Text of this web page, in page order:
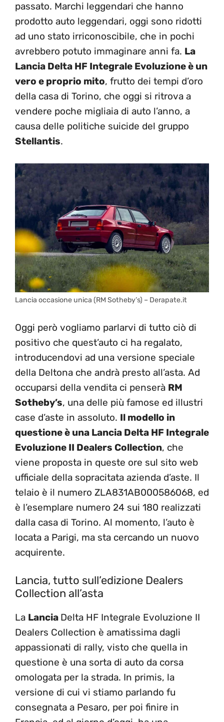
passato. Marchi leggendari che hanno
prodotto auto leggendari, oggi sono ridotti
ad uno stato irriconoscibile, che in pochi
avrebbero potuto immaginare anni fa. La
Lancia Delta HF Integrale Evoluzione è un
vero e proprio mito, frutto dei tempi d’oro
della casa di Torino, che oggi si ritrova a
vendere poche migliaia di auto l’anno, a
causa delle politiche suicide del gruppo
Stellantis.
Lancia occasione unica (RM Sotheby’s) – Derapate.it
Oggi però vogliamo parlarvi di tutto ciò di
positivo che quest’auto ci ha regalato,
introducendovi ad una versione speciale
della Deltona che andrà presto all’asta. Ad
occuparsi della vendita ci penserà RM
Sotheby’s, una delle più famose ed illustri
case d’aste in assoluto. Il modello in
questione è una Lancia Delta HF Integrale
Evoluzione II Dealers Collection, che
viene proposta in queste ore sul sito web
ufficiale della sopracitata azienda d’aste. Il
telaio è il numero ZLA831AB000586068, ed
è l’esemplare numero 24 sui 180 realizzati
dalla casa di Torino. Al momento, l’auto è
locata a Parigi, ma sta cercando un nuovo
acquirente.
Lancia, tutto sull’edizione Dealers
Collection all’asta
La Lancia Delta HF Integrale Evoluzione II
Dealers Collection è amatissima dagli
appassionati di rally, visto che quella in
questione è una sorta di auto da corsa
omologata per la strada. In primis, la
versione di cui vi stiamo parlando fu
consegnata a Pesaro, per poi finire in